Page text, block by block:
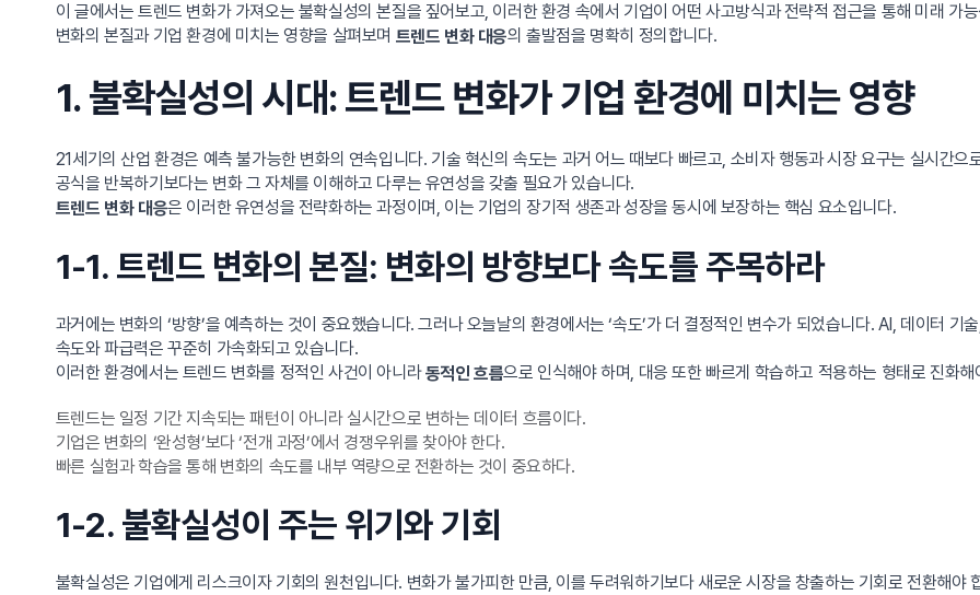
이 글에서는 트렌드 변화가 가져오는 불확실성의 본질을 짚어보고, 이러한 환경 속에서 기업이 어떤 사고방식과 전략적 접근을 통해 미래 가
변화의 본질과 기업 환경에 미치는 영향을 살펴보며 트렌드 변화 대응의 출발점을 명확히 정의합니다.
1. 불확실성의 시대: 트렌드 변화가 기업 환경에 미치는 영향
21세기의 산업 환경은 예측 불가능한 변화의 연속입니다. 기술 혁신의 속도는 과거 어느 때보다 빠르고, 소비자 행동과 시장 요구는 실시간
공식을 반복하기보다는 변화 그 자체를 이해하고 다루는 유연성을 갖출 필요가 있습니다.
트렌드 변화 대응은 이러한 유연성을 전략화하는 과정이며, 이는 기업의 장기적 생존과 성장을 동시에 보장하는 핵심 요소입니다.
1-1. 트렌드 변화의 본질: 변화의 방향보다 속도를 주목하라
과거에는 변화의 ‘방향’을 예측하는 것이 중요했습니다. 그러나 오늘날의 환경에서는 ‘속도’가 더 결정적인 변수가 되었습니다. AI, 데이터 기
속도와 파급력은 꾸준히 가속화되고 있습니다.
이러한 환경에서는 트렌드 변화를 정적인 사건이 아니라동적인 흐름으로 인식해야 하며, 대응 또한 빠르게 학습하고 적용하는 형태로 진화해
트렌드는 일정 기간 지속되는 패턴이 아니라 실시간으로 변하는 데이터 흐름이다.
기업은 변화의 ‘완성형’보다 ‘전개 과정’에서 경쟁우위를 찾아야 한다.
빠른 실험과 학습을 통해 변화의 속도를 내부 역량으로 전환하는 것이 중요하다.
1-2. 불확실성이 주는 위기와 기회
불확실성은 기업에게 리스크이자 기회의 원천입니다. 변화가 불가피한 만큼, 이를 두려워하기보다 새로운 시장을 창출하는 기회로 전환해야